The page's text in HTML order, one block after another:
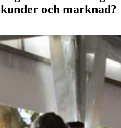
och marknad?